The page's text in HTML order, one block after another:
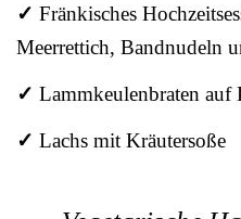
✓ Fränkisches
Meerrettich, Bandnudeln
✓ Lammkeulenbraten auf
✓ Lachs mit Kräutersoße